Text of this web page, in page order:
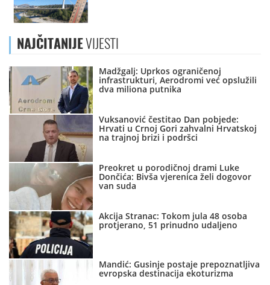
NAJČITANIJEVIJESTI
Madžgalj: Uprkos ograničenoj
infrastrukturi, Aerodromi već opslužili
dva miliona putnika
Vuksanović čestitao Dan pobjede:
Hrvati u Crnoj Gori zahvalni Hrvatskoj
na trajnoj brizi i podršci
Preokret u porodičnoj drami Luke
Dončića: Bivša vjerenica želi dogovor
van suda
Akcija Stranac: Tokom jula 48 osoba
protjerano, 51 prinudno udaljeno
Mandić: Gusinje postaje prepoznatljiva
evropska destinacija ekoturizma